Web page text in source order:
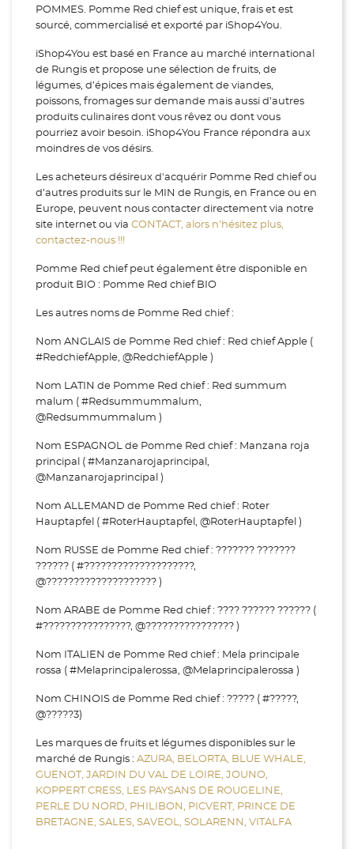
POMMES. Pomme Red chief est unique, frais et est
sourcé, commercialisé et exporté par iShop4You.
iShop4You est basé en France au marché international
de Rungis et propose une sélection de fruits, de
légumes, d’épices mais également de viandes,
poissons, fromages sur demande mais aussi d’autres
produits culinaires dont vous rêvez ou dont vous
pourriez avoir besoin. iShop4You France répondra aux
moindres de vos désirs.
Les acheteurs désireux d'acquérir Pomme Red chief ou
d’autres produits sur le MIN de Rungis, en France ou en
Europe, peuvent nous contacter directement via notre
site internet ou via CONTACT, alors n’hésitez plus,
contactez-nous !!!
Pomme Red chief peut également être disponible en
produit BIO : Pomme Red chief BIO
Les autres noms de Pomme Red chief :
Nom ANGLAIS de Pomme Red chief : Red chief Apple (
#RedchiefApple, @RedchiefApple )
Nom LATIN de Pomme Red chief : Red summum
malum ( #Redsummummalum,
@Redsummummalum )
Nom ESPAGNOL de Pomme Red chief : Manzana roja
principal ( #Manzanarojaprincipal,
@Manzanarojaprincipal )
Nom ALLEMAND de Pomme Red chief : Roter
Hauptapfel ( #RoterHauptapfel, @RoterHauptapfel )
Nom RUSSE de Pomme Red chief : ??????? ???????
?????? ( #????????????????????,
@???????????????????? )
Nom ARABE de Pomme Red chief : ???? ?????? ?????? (
#????????????????, @???????????????? )
Nom ITALIEN de Pomme Red chief : Mela principale
rossa ( #Melaprincipalerossa, @Melaprincipalerossa )
Nom CHINOIS de Pomme Red chief : ????? ( #?????,
@?????3)
Les marques de fruits et légumes disponibles sur le
marché de Rungis : AZURA, BELORTA, BLUE WHALE,
GUENOT, JARDIN DU VAL DE LOIRE, JOUNO,
KOPPERT CRESS, LES PAYSANS DE ROUGELINE,
PERLE DU NORD, PHILIBON, PICVERT, PRINCE DE
BRETAGNE, SALES, SAVEOL, SOLARENN, VITALFA